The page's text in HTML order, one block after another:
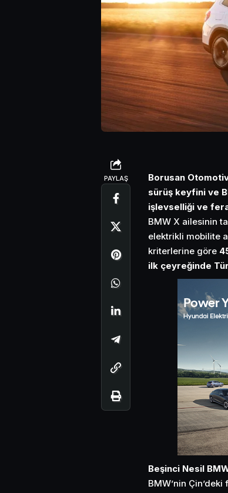
PAYLAŞ
Borusan
sürüş keyfini ve
işlevselliği ve
BMW X ailesinin
elektrikli mobilite
kriterlerine göre
ilk çeyreğinde
Beşinci Nesil
BMW’nin